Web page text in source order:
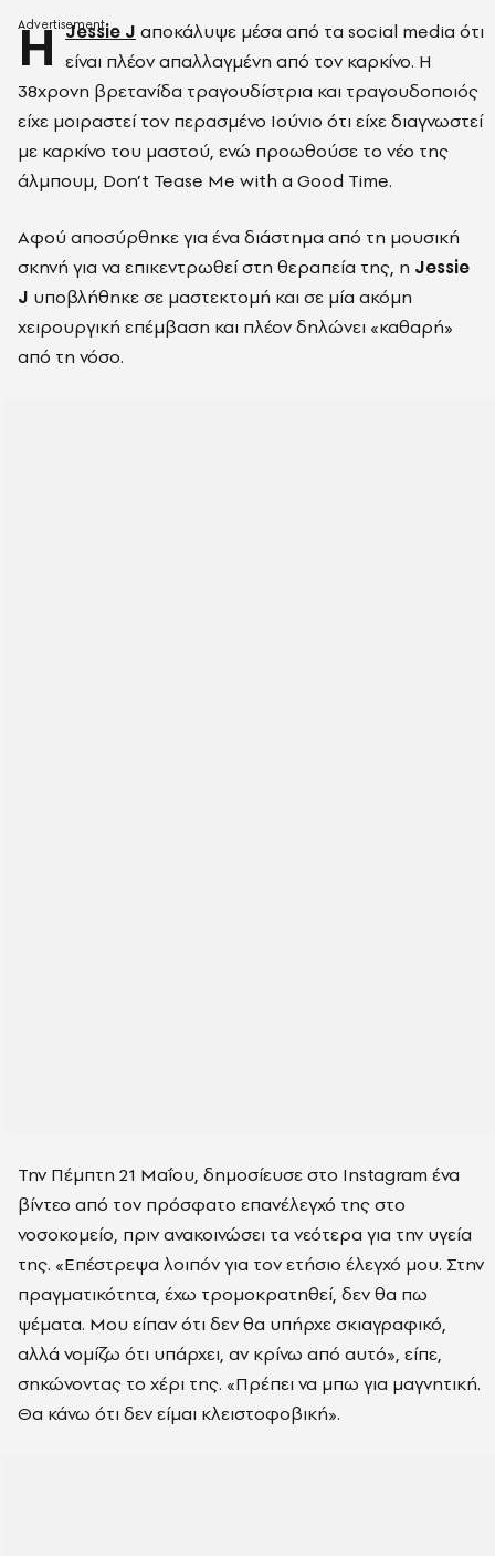
Η Jessie J αποκάλυψε μέσα από τα social media ότι
είναι πλέον απαλλαγμένη από τον καρκίνο. Η
38χρονη βρετανίδα τραγουδίστρια και τραγουδοποιός
είχε μοιραστεί τον περασμένο Ιούνιο ότι είχε διαγνωστεί
με καρκίνο του μαστού, ενώ προωθούσε το νέο της
άλμπουμ, Don’t Tease Me with a Good Time.
Αφού αποσύρθηκε για ένα διάστημα από τη μουσική
σκηνή για να επικεντρωθεί στη θεραπεία της, η Jessie
J υποβλήθηκε σε μαστεκτομή και σε μία ακόμη
χειρουργική επέμβαση και πλέον δηλώνει «καθαρή»
από τη νόσο.
Την Πέμπτη 21 Μαΐου, δημοσίευσε στο Instagram ένα
βίντεο από τον πρόσφατο επανέλεγχό της στο
νοσοκομείο, πριν ανακοινώσει τα νεότερα για την υγεία
της. «Επέστρεψα λοιπόν για τον ετήσιο έλεγχό μου. Στην
πραγματικότητα, έχω τρομοκρατηθεί, δεν θα πω
ψέματα. Μου είπαν ότι δεν θα υπήρχε σκιαγραφικό,
αλλά νομίζω ότι υπάρχει, αν κρίνω από αυτό», είπε,
σηκώνοντας το χέρι της. «Πρέπει να μπω για μαγνητική.
Θα κάνω ότι δεν είμαι κλειστοφοβική».